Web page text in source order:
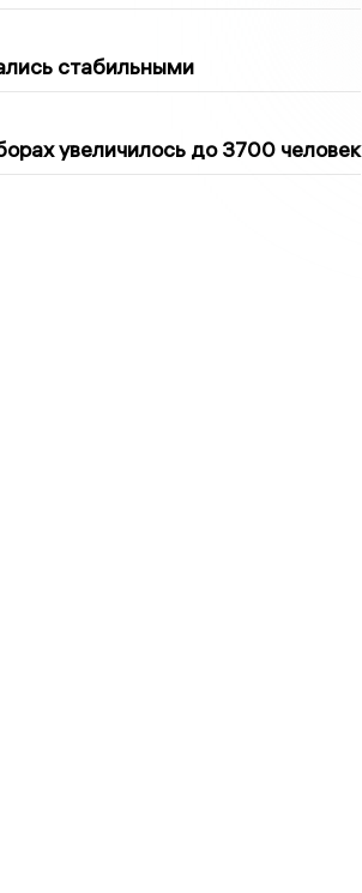
стабильными
увеличилось до 3700 человек